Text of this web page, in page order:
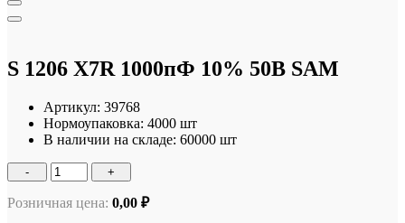
S 1206 X7R 1000пФ 10% 50В SAM
Артикул: 39768
Нормоупаковка: 4000 шт
В наличии на складе: 60000 шт
- +
Розничная цена: 0,00 ₽